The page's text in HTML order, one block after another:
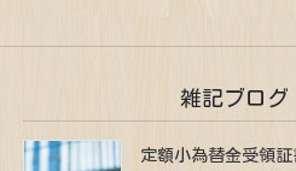
雑記ブログ
定額小為替金受領